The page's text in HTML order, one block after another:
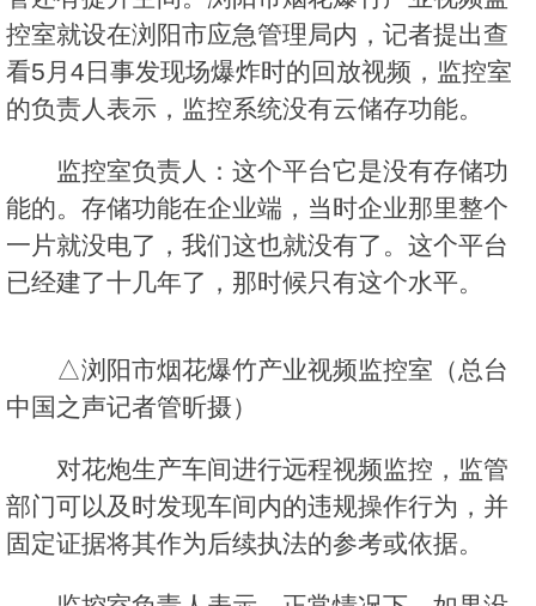
控室就设在浏阳市应急管理局内，记者提出查
看5月4日事发现场爆炸时的回放视频，监控室
的负责人表示，监控系统没有云储存功能。
监控室负责人：这个平台它是没有存储功
能的。存储功能在企业端，当时企业那里整个
一片就没电了，我们这也就没有了。这个平台
已经建了十几年了，那时候只有这个水平。
△浏阳市烟花爆竹产业视频监控室（总台
中国之声记者管昕摄）
对花炮生产车间进行远程视频监控，监管
部门可以及时发现车间内的违规操作行为，并
固定证据将其作为后续执法的参考或依据。